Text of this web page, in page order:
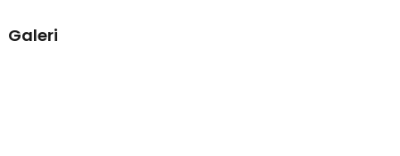
Galeri